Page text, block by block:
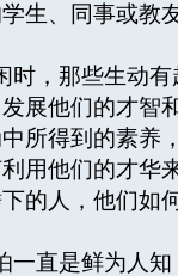
生、同事或
，那些生动
展他们的才智
所得到的素养
用他们的才
的人，他们
直是鲜为人